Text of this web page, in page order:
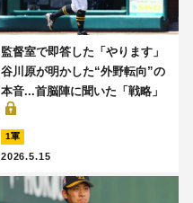
監督室で即答した「やります」
谷川原が明かした“外野転向”の
本音...首脳陣に聞いた「戦略」
1軍
2026.5.15